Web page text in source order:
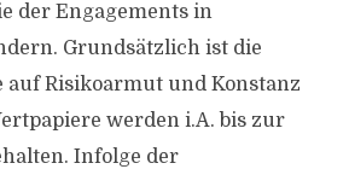
der Engagements in
Grundsätzlich ist die
auf Risikoarmut und Konstanz
werden i.A. bis zur
Infolge der